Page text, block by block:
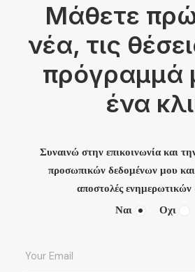
Μάθετε
νέα, τις
πρόγραμμά
ένα
Συναινώ στην επικοινωνία και
προσωπικών δεδομένων μου και
αποστολές
Ναι
Οχι